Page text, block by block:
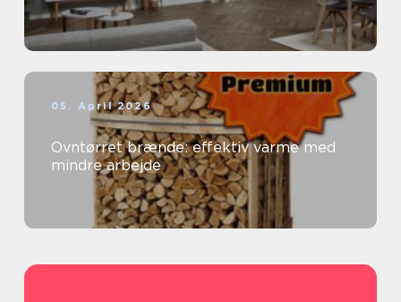
05. April 2026
Ovntørret brænde: effektiv varme med
mindre arbejde